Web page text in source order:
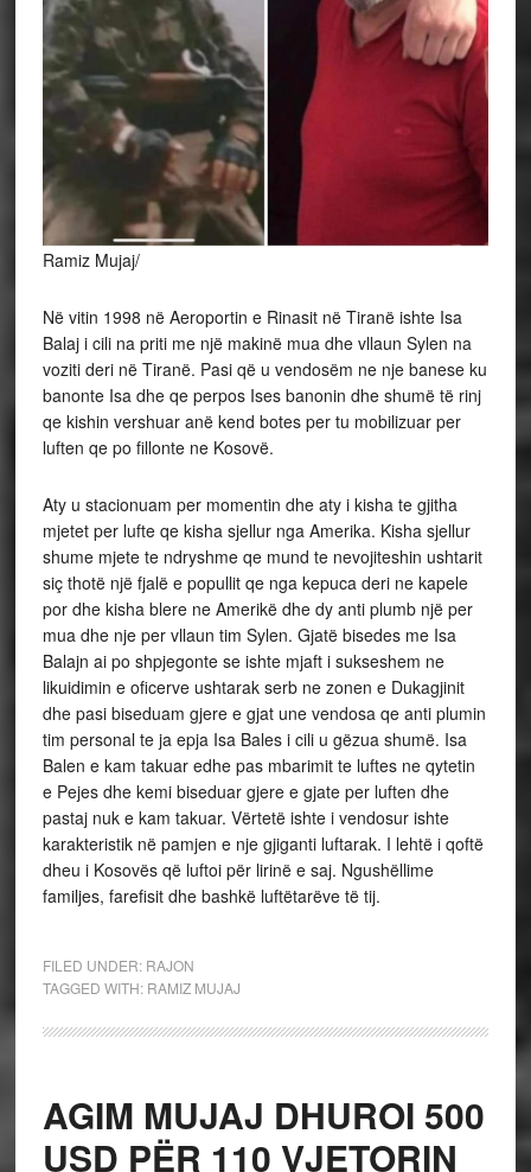
Ramiz Mujaj/
Në vitin 1998 në Aeroportin e Rinasit në Tiranë ishte Isa
Balaj i cili na priti me një makinë mua dhe vllaun Sylen na
voziti deri në Tiranë. Pasi që u vendosëm ne nje banese ku
banonte Isa dhe qe perpos Ises banonin dhe shumë të rinj
qe kishin vershuar anë kend botes per tu mobilizuar per
luften qe po fillonte ne Kosovë.
Aty u stacionuam per momentin dhe aty i kisha te gjitha
mjetet per lufte qe kisha sjellur nga Amerika. Kisha sjellur
shume mjete te ndryshme qe mund te nevojiteshin ushtarit
siç thotë një fjalë e popullit qe nga kepuca deri ne kapele
por dhe kisha blere ne Amerikë dhe dy anti plumb një per
mua dhe nje per vllaun tim Sylen. Gjatë bisedes me Isa
Balajn ai po shpjegonte se ishte mjaft i sukseshem ne
likuidimin e oficerve ushtarak serb ne zonen e Dukagjinit
dhe pasi biseduam gjere e gjat une vendosa qe anti plumin
tim personal te ja epja Isa Bales i cili u gëzua shumë. Isa
Balen e kam takuar edhe pas mbarimit te luftes ne qytetin
e Pejes dhe kemi biseduar gjere e gjate per luften dhe
pastaj nuk e kam takuar. Vërtetë ishte i vendosur ishte
karakteristik në pamjen e nje gjiganti luftarak. I lehtë i qoftë
dheu i Kosovës që luftoi për lirinë e saj. Ngushëllime
familjes, farefisit dhe bashkë luftëtarëve të tij.
FILED UNDER: RAJON
TAGGED WITH: RAMIZ MUJAJ
AGIM MUJAJ DHUROI 500
USD PËR 110 VJETORIN